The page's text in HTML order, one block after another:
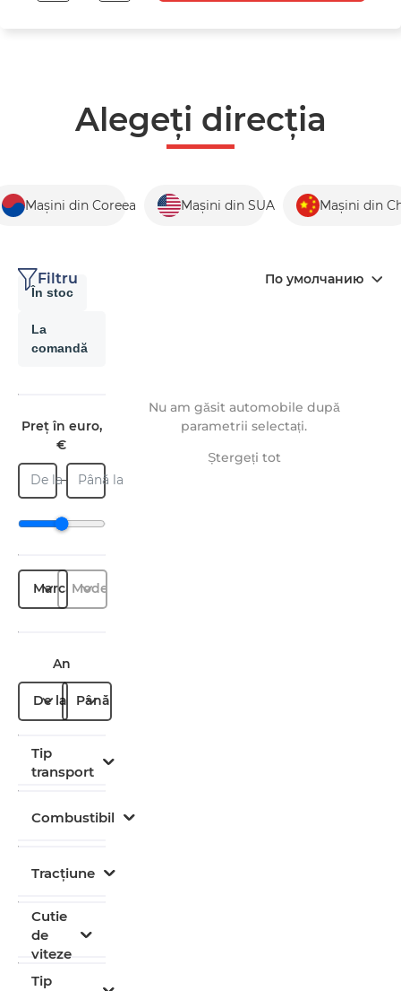
Alegeți direcția
Mașini din Coreea Mașini din SUA Mașini din
Filtru По умолчанию
În stoc
La
comandă
Preț în euro,
€
De la Până la
MarcăModel
An
De la Până la
Tip
transport
Combustibil
Tracțiune
Cutie
de
viteze
Tip
Nu am găsit automobile după
parametrii selectați.
Ștergeți tot